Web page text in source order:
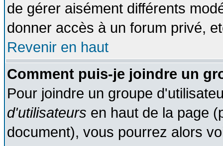
de gérer aisément différents
donner accès à un forum privé,
Revenir en haut
Comment puis-je joindre un
Pour joindre un groupe
d'utilisateurs en haut de la page
document), vous pourrez alors